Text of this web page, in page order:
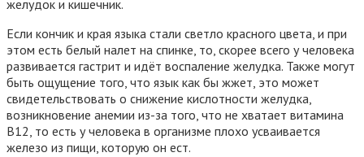
желудок и кишечник.
Если кончик и края языка стали светло красного цвета, и при
этом есть белый налет на спинке, то, скорее всего у человека
развивается гастрит и идёт воспаление желудка. Также могут
быть ощущение того, что язык как бы жжет, это может
свидетельствовать о снижение кислотности желудка,
возникновение анемии из-за того, что не хватает витамина
B12, то есть у человека в организме плохо усваивается
железо из пищи, которую он ест.